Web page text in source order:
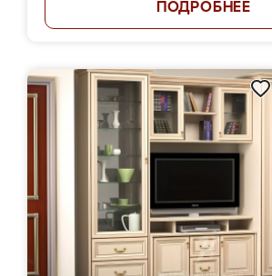
ПОДРОБНЕЕ